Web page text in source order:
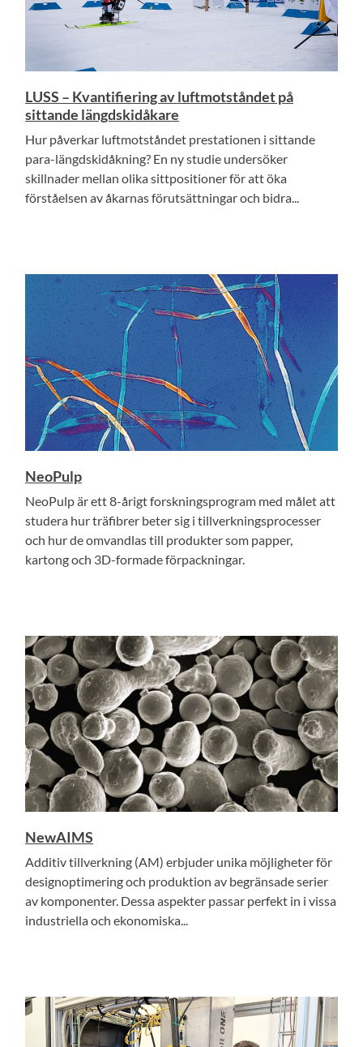
LUSS – Kvantifiering av luftmotståndet på
sittande längdskidåkare
Hur påverkar luftmotståndet prestationen i sittande
para-längdskidåkning? En ny studie undersöker
skillnader mellan olika sittpositioner för att öka
förståelsen av åkarnas förutsättningar och bidra...
NeoPulp
NeoPulp är ett 8-årigt forskningsprogram med målet att
studera hur träfibrer beter sig i tillverkningsprocesser
och hur de omvandlas till produkter som papper,
kartong och 3D-formade förpackningar.
NewAIMS
Additiv tillverkning (AM) erbjuder unika möjligheter för
designoptimering och produktion av begränsade serier
av komponenter. Dessa aspekter passar perfekt in i vissa
industriella och ekonomiska...